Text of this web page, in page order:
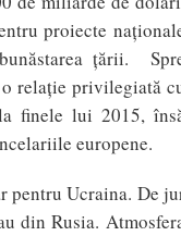
proiecte
ţării.
relaţie privilegiată
finele lui 2015,
europene.
pentru Ucraina. De
din Rusia.